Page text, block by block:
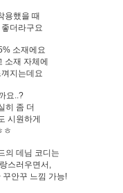
용했을 때
더라구요
소재에요
소재 자체에
지는데요
요..?
히 좀 더
시원하게
ㅎ
의 데님 코디는
스러우면서,
안꾸 느낌 가능!